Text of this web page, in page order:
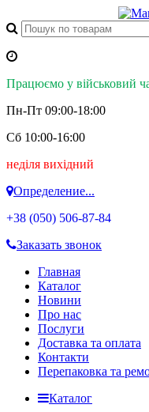
Працюємо у військовий
Пн-Пт 09:00-18:00
Сб 10:00-16:00
неділя вихідний
Определение...
+38 (050) 506-87-84
Заказать звонок
Главная
Каталог
Новини
Про нас
Послуги
Доставка та оплата
Контакти
Перепаковка та
Каталог